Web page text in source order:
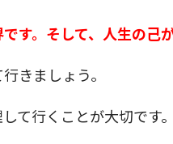
す。そして、人生の己
きましょう。
て行くことが大切です。